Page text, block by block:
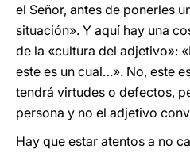
el Señor, antes de ponerles
situación». Y aquí hay una
de la «cultura del adjetivo»:
este es un cual…». No, este
tendrá virtudes o defectos,
persona y no el adjetivo
Hay que estar atentos a no